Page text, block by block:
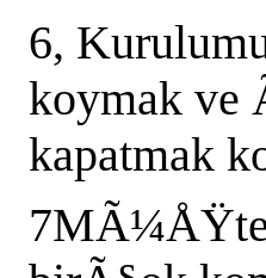
6,
koymak ve
kapatmak